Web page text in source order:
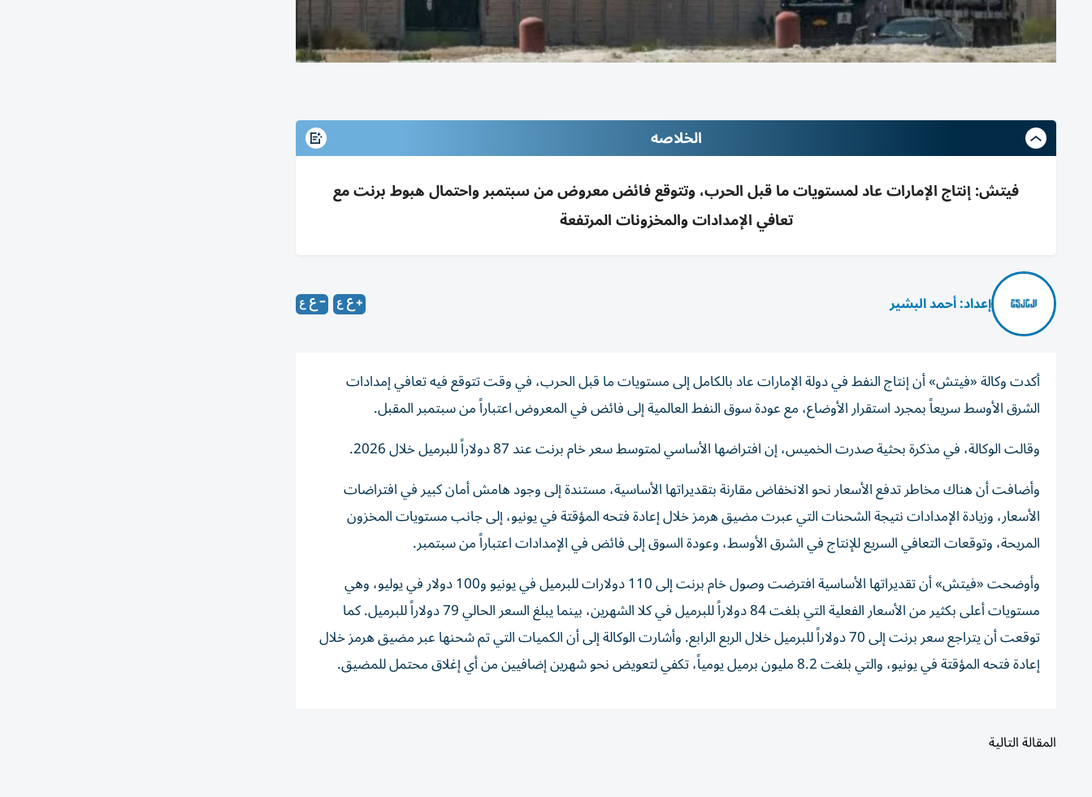
الخلاصه
فيتش: إنتاج الإمارات عاد لمستويات ما قبل الحرب، وتتوقع فائض معروض من سبتمبر واحتمال هبوط برنت مع
تعافي الإمدادات والمخزونات المرتفعة
إعداد: أحمد البشير
أكدت وكالة «فيتش» أن إنتاج النفط في دولة الإمارات عاد بالكامل إلى مستويات ما قبل الحرب، في وقت تتوقع فيه تعافي إمدادات
الشرق الأوسط سريعاً بمجرد استقرار الأوضاع، مع عودة سوق النفط العالمية إلى فائض في المعروض اعتباراً من سبتمبر المقبل.
وقالت الوكالة، في مذكرة بحثية صدرت الخميس، إن افتراضها الأساسي لمتوسط سعر خام برنت عند 87 دولاراً للبرميل خلال 2026.
وأضافت أن هناك مخاطر تدفع الأسعار نحو الانخفاض مقارنة بتقديراتها الأساسية، مستندة إلى وجود هامش أمان كبير في افتراضات
الأسعار، وزيادة الإمدادات نتيجة الشحنات التي عبرت مضيق هرمز خلال إعادة فتحه المؤقتة في يونيو، إلى جانب مستويات المخزون
المريحة، وتوقعات التعافي السريع للإنتاج في الشرق الأوسط، وعودة السوق إلى فائض في الإمدادات اعتباراً من سبتمبر.
وأوضحت «فيتش» أن تقديراتها الأساسية افترضت وصول خام برنت إلى 110 دولارات للبرميل في يونيو و100 دولار في يوليو، وهي
مستويات أعلى بكثير من الأسعار الفعلية التي بلغت 84 دولاراً للبرميل في كلا الشهرين، بينما يبلغ السعر الحالي 79 دولاراً للبرميل. كما
توقعت أن يتراجع سعر برنت إلى 70 دولاراً للبرميل خلال الربع الرابع. وأشارت الوكالة إلى أن الكميات التي تم شحنها عبر مضيق هرمز خلال
إعادة فتحه المؤقتة في يونيو، والتي بلغت 8.2 مليون برميل يومياً، تكفي لتعويض نحو شهرين إضافيين من أي إغلاق محتمل للمضيق.
المقالة التالية